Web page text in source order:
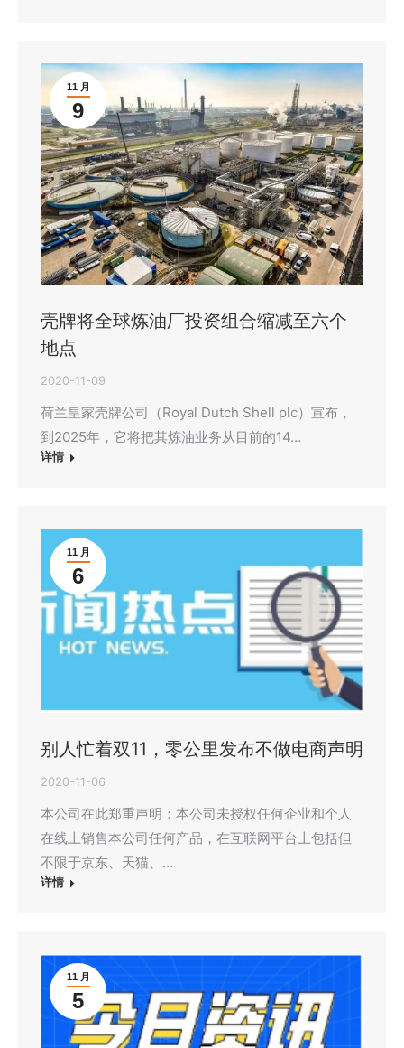
11 月
9
壳牌将全球炼油厂投资组合缩减至六个
地点
2020-11-09
荷兰皇家壳牌公司（Royal Dutch Shell plc）宣布，
到2025年，它将把其炼油业务从目前的14…
详情
11 月
6
别人忙着双11，零公里发布不做电商声明
2020-11-06
本公司在此郑重声明：本公司未授权任何企业和个人
在线上销售本公司任何产品，在互联网平台上包括但
不限于京东、天猫、…
详情
11 月
5